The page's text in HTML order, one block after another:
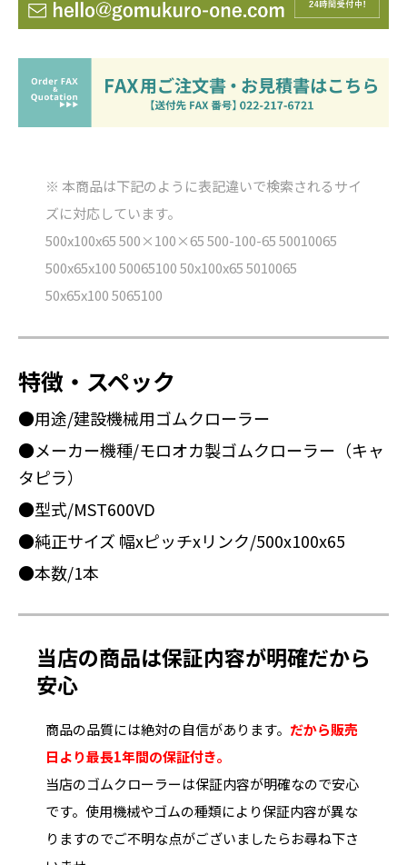
※ 本商品は下記のように表記違いで検索されるサイ
ズに対応しています。
500x100x65 500×100×65 500-100-65 50010065
500x65x100 50065100 50x100x65 5010065
50x65x100 5065100
特徴・スペック
●用途/建設機械用ゴムクローラー
●メーカー機種/モロオカ製ゴムクローラー（キャ
タピラ）
●型式/MST600VD
●純正サイズ 幅xピッチxリンク/500x100x65
●本数/1本
当店の商品は保証内容が明確だから
安心
商品の品質には絶対の自信があります。 だから販売
日より最長1年間の保証付き。
当店のゴムクローラーは保証内容が明確なので安心
です。使用機械やゴムの種類により保証内容が異な
りますのでご不明な点がございましたらお尋ね下さ